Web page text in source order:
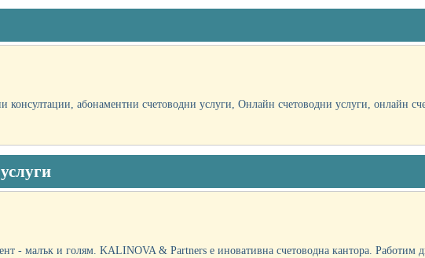
абонаментни счетоводни услуги, Онлайн счетоводни услуги, онлайн
- малък и голям. KALINOVA & Partners е иновативна счетоводна кантора. Работим